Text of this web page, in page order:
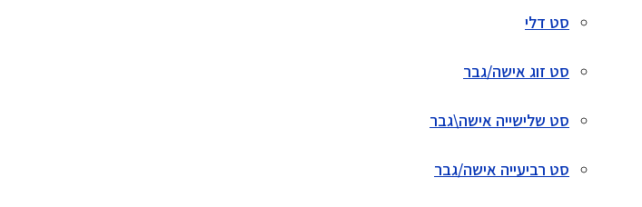
סט דלי
סט זוג אישה/גבר
סט שלישייה אישה\גבר
סט רביעייה אישה/גבר